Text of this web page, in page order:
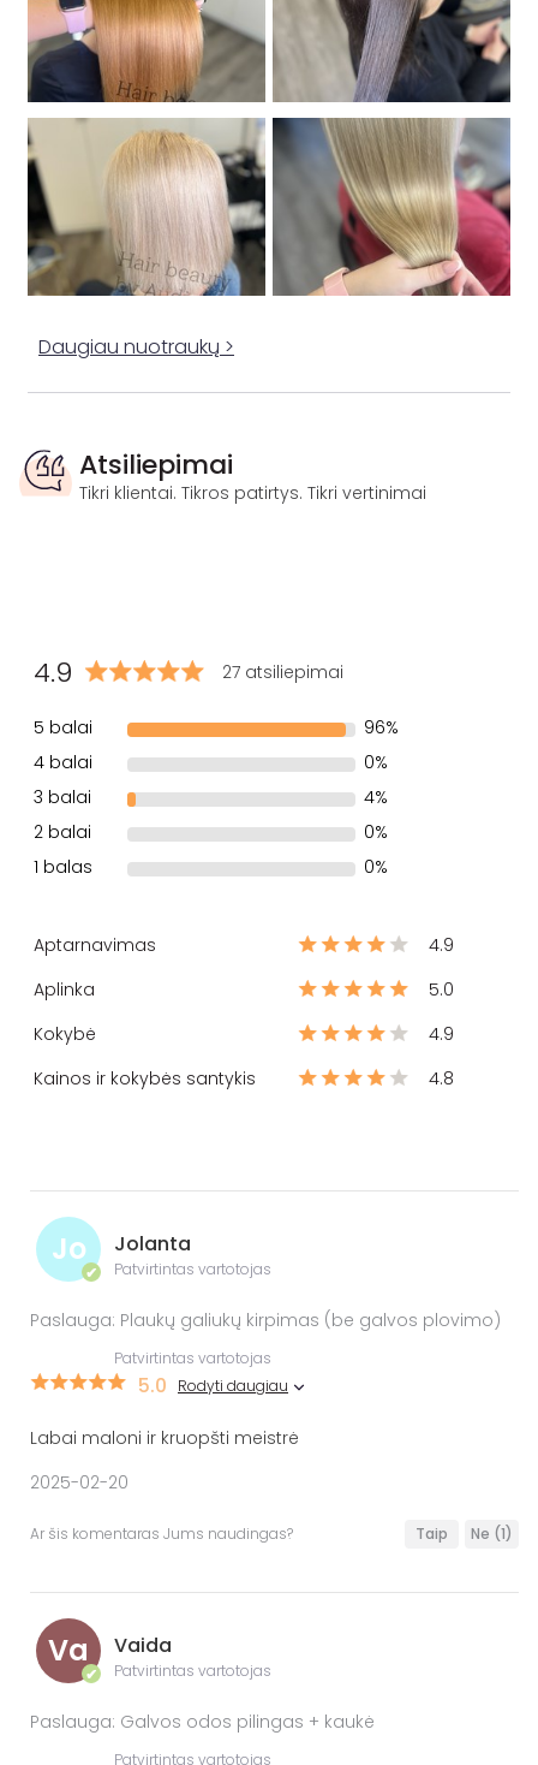
Daugiau nuotraukų >
Atsiliepimai
Tikri klientai. Tikros patirtys. Tikri vertinimai
4.9 27 atsiliepimai
5 balai
96%
4 balai
0%
3 balai
4%
2 balai
0%
1 balas
0%
Aptarnavimas
4.9
Aplinka
5.0
Kokybė
4.9
Kainos ir kokybės santykis
4.8
Jo
✔
Jolanta
Patvirtintas vartotojas
Paslauga: Plaukų galiukų kirpimas (be galvos plovimo)
Patvirtintas vartotojas
5.0 Rodyti daugiau
Labai maloni ir kruopšti meistrė
2025-02-20
Ar šis komentaras Jums naudingas? Taip Ne (1)
Va
✔
Vaida
Patvirtintas vartotojas
Paslauga: Galvos odos pilingas + kaukė
Patvirtintas vartotojas